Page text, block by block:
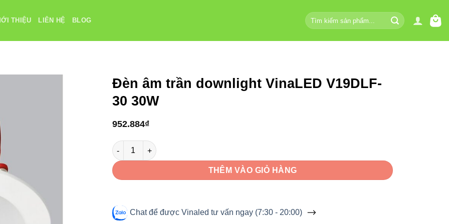
THIỆU LIÊN HỆ BLOG
Tìm
kiếm:
Đèn âm trần downlight VinaLED V19DLF-
30 30W
952.884₫
Đèn âm trần downlight VinaLED V19DLF-30 30W số lượng
THÊM VÀO GIỎ HÀNG
Chat để được Vinaled tư vấn ngay (7:30 - 20:00)